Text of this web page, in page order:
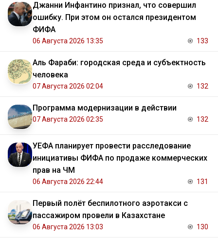
Джанни Инфантино признал, что совершил
ошибку. При этом он остался президентом
ФИФА
06 Августа 2026 13:35 133
Аль Фараби: городская среда и субъектность
человека
07 Августа 2026 02:04 132
Программа модернизации в действии
07 Августа 2026 02:35 132
УЕФА планирует провести расследование
инициативы ФИФА по продаже коммерческих
прав на ЧМ
06 Августа 2026 22:44 131
Первый полёт беспилотного аэротакси с
пассажиром провели в Казахстане
06 Августа 2026 13:03 130